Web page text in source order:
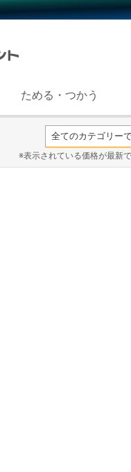
ためる・つかう
※表示されている価格が最新